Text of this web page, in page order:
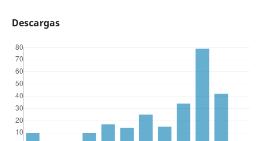
Descargas